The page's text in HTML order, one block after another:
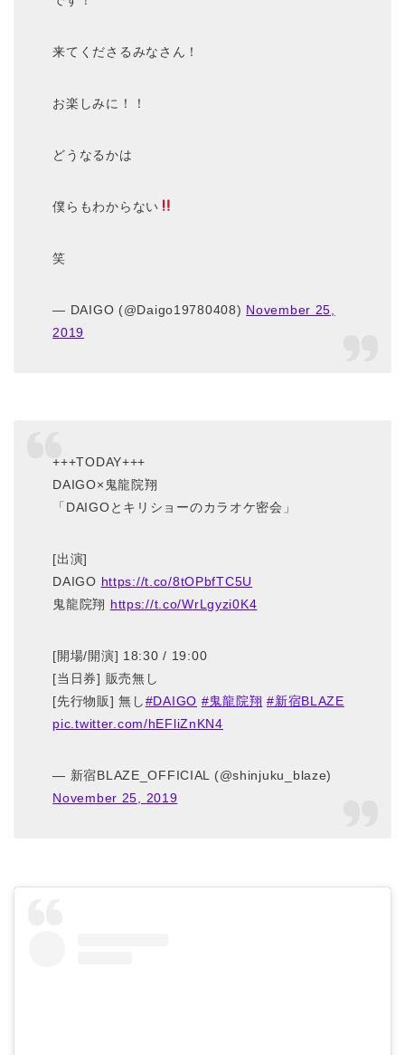
来てくださるみなさん！
お楽しみに！！
どうなるかは
僕らもわからない
笑
— DAIGO (@Daigo19780408) November 25,
2019
+++TODAY+++
DAIGO×鬼龍院翔
「DAIGOとキリショーのカラオケ密会」
[出演]
DAIGO https://t.co/8tOPbfTC5U
鬼龍院翔 https://t.co/WrLgyzi0K4
[開場/開演] 18:30 / 19:00
[当日券] 販売無し
[先行物販] 無し#DAIGO #鬼龍院翔 #新宿BLAZE
pic.twitter.com/hEFliZnKN4
— 新宿BLAZE_OFFICIAL (@shinjuku_blaze)
November 25, 2019